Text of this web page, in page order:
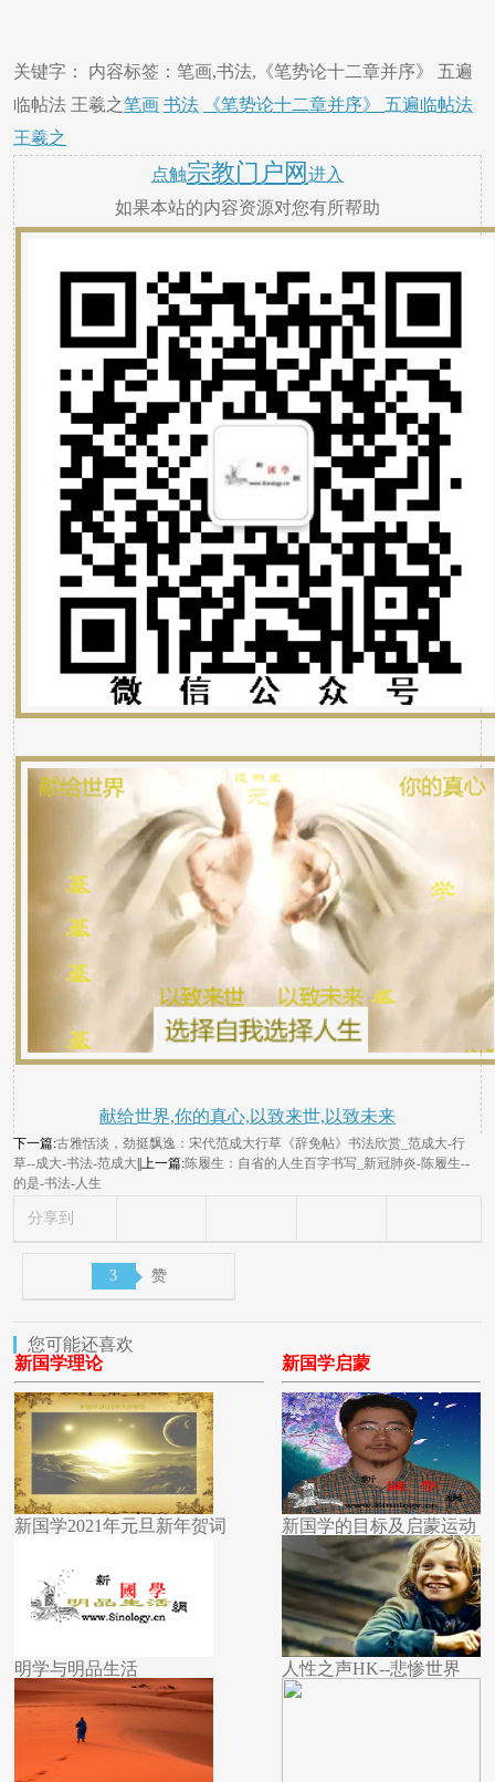
关键字： 内容标签：笔画,书法,《笔势论十二章并序》 五遍
临帖法 王羲之笔画 书法
《笔势论十二章并序》 五遍临帖法
王羲之
点触宗教门户网 进入
如果本站的内容资源对您有所帮助
献给世界,你的真心,以致来世,以致未来
下一篇:古雅恬淡，劲挺飘逸：宋代范成大行草《辞免帖》书法欣赏_范成大-行
草--成大-书法-范成大 ||上一篇:陈履生：自省的人生百字书写_新冠肺炎-陈履生--
的是-书法-人生
分享到
3 赞
您可能还喜欢
新国学理论
新国学2021年元旦新年贺词
明学与明品生活
新国学启蒙
新国学的目标及启蒙运动
人性之声HK--悲惨世界